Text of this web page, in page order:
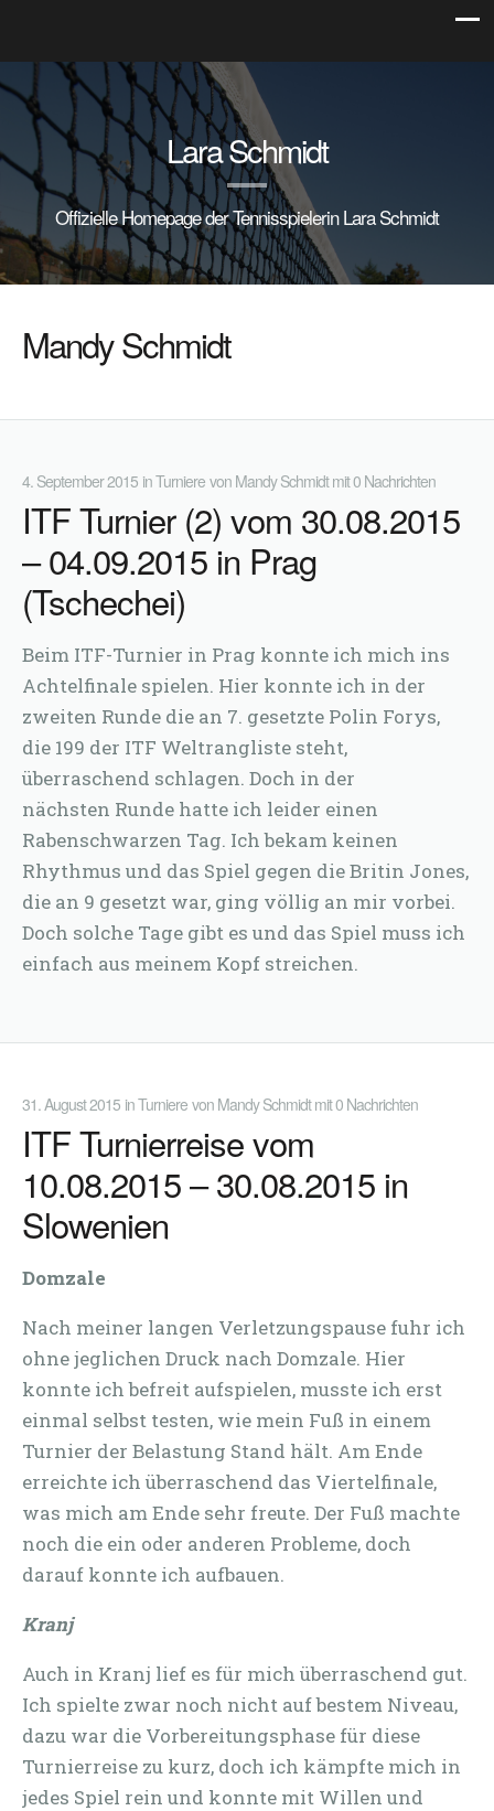
Lara Schmidt
Offizielle Homepage der Tennisspielerin Lara Schmidt
Mandy Schmidt
4. September 2015 inTurniere von Mandy Schmidt mit0 Nachrichten
ITF Turnier (2) vom 30.08.2015
– 04.09.2015 in Prag
(Tschechei)
Beim ITF-Turnier in Prag konnte ich mich ins
Achtelfinale spielen. Hier konnte ich in der
zweiten Runde die an 7. gesetzte Polin Forys,
die 199 der ITF Weltrangliste steht,
überraschend schlagen. Doch in der
nächsten Runde hatte ich leider einen
Rabenschwarzen Tag. Ich bekam keinen
Rhythmus und das Spiel gegen die Britin Jones,
die an 9 gesetzt war, ging völlig an mir vorbei.
Doch solche Tage gibt es und das Spiel muss ich
einfach aus meinem Kopf streichen.
31. August 2015 inTurniere von Mandy Schmidt mit0 Nachrichten
ITF Turnierreise vom
10.08.2015 – 30.08.2015 in
Slowenien
Domzale
Nach meiner langen Verletzungspause fuhr ich
ohne jeglichen Druck nach Domzale. Hier
konnte ich befreit aufspielen, musste ich erst
einmal selbst testen, wie mein Fuß in einem
Turnier der Belastung Stand hält. Am Ende
erreichte ich überraschend das Viertelfinale,
was mich am Ende sehr freute. Der Fuß machte
noch die ein oder anderen Probleme, doch
darauf konnte ich aufbauen.
Kranj
Auch in Kranj lief es für mich überraschend gut.
Ich spielte zwar noch nicht auf bestem Niveau,
dazu war die Vorbereitungsphase für diese
Turnierreise zu kurz, doch ich kämpfte mich in
jedes Spiel rein und konnte mit Willen und